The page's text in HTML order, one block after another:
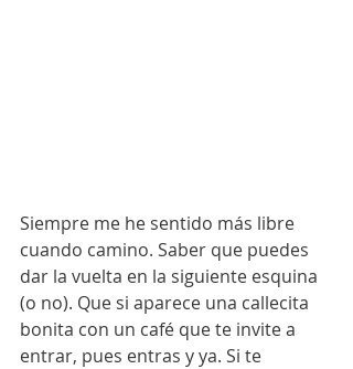
Siempre me he sentido más libre
cuando camino. Saber que puedes
dar la vuelta en la siguiente esquina
(o no). Que si aparece una callecita
bonita con un café que te invite a
entrar, pues entras y ya. Si te